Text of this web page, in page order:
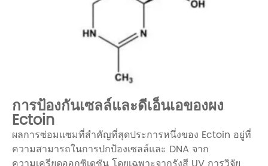
การป้องกันเซลล์และดีเอ็นเอของผง
Ectoin
ผลการซ่อมแซมที่สำคัญที่สุดประการหนึ่งของ Ectoin อยู่ที่
ความสามารถในการปกป้องเซลล์และ DNA จาก